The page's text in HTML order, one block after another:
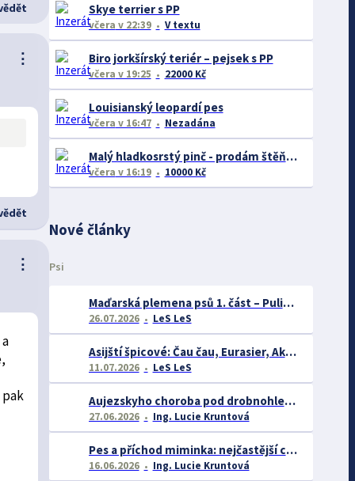
⋮
⋮
pak
Skye terrier s PP
včera v 22:39 V textu
Biro jorkšírský teriér – pejsek s PP
včera v 19:25 22000 Kč
Louisianský leopardí pes
včera v 16:47 Nezadána
Malý hladkosrstý pinč - prodám štěňátka bez pp
včera v 16:19 10000 Kč
Nové články
Psi
Maďarská plemena psů 1. část – Puli, Komondor
26.07.2026 LeS LeS
Asijští špicové: Čau čau, Eurasier, Akita inu a další
11.07.2026 LeS LeS
Aujezskyho choroba pod drobnohledem: proč se o ní nyní mluví více než dříve
27.06.2026 Ing. Lucie Kruntová
Pes a příchod miminka: nejčastější chyby majitelů a jak se jim vyhnout
16.06.2026 Ing. Lucie Kruntová